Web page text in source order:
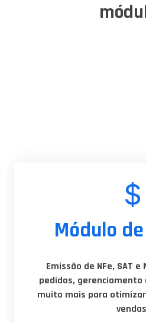
Módulo
Emissão de NFe, SAT
pedidos,
muito mais para